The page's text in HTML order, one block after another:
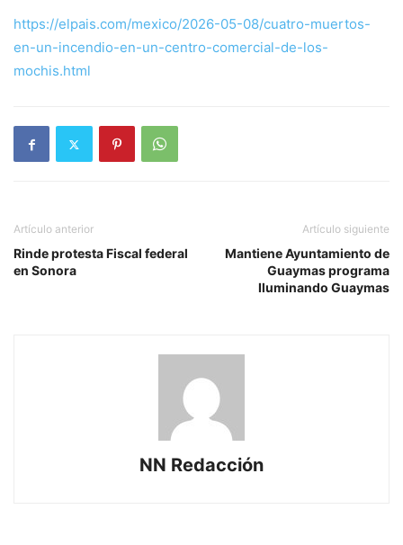
https://elpais.com/mexico/2026-05-08/cuatro-muertos-
en-un-incendio-en-un-centro-comercial-de-los-
mochis.html
Artículo anterior
Rinde protesta Fiscal federal
en Sonora
Artículo siguiente
Mantiene Ayuntamiento de
Guaymas programa
Iluminando Guaymas
NN Redacción